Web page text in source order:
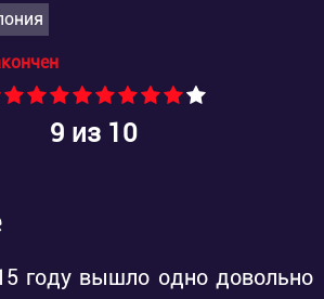
9 из 10
году вышло одно довольно